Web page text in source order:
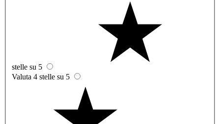
stelle su 5
Valuta 4 stelle su 5